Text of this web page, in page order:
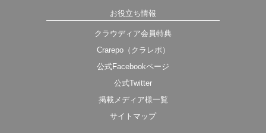
お役立ち情報
クラウディア会員特典
Crarepo（クラレポ）
公式Facebookページ
公式Twitter
掲載メディア様一覧
サイトマップ